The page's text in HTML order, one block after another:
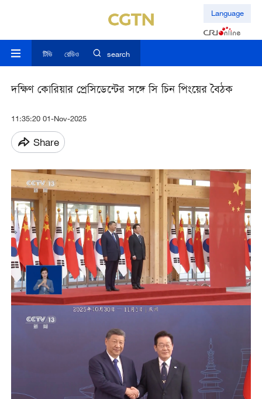
Language
টিভি রেডিও search
দক্ষিণ কোরিয়ার প্রেসিডেন্টের সঙ্গে সি চিন পিংয়ের বৈঠক
11:35:20 01-Nov-2025
Share